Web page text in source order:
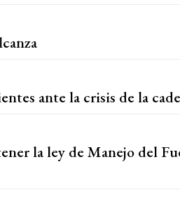
ante la crisis de la
la ley de Manejo del